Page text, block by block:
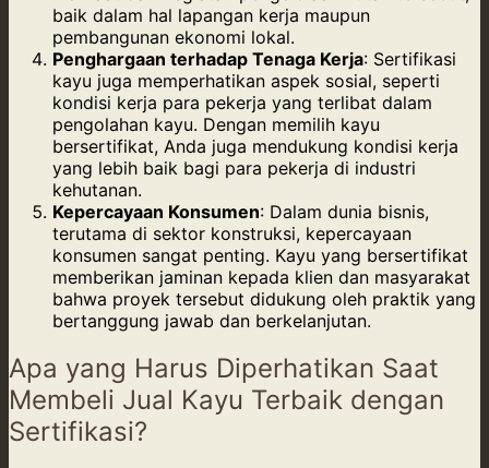
baik dalam hal lapangan kerja maupun
pembangunan ekonomi lokal.
Penghargaan terhadap Tenaga Kerja: Sertifikasi
kayu juga memperhatikan aspek sosial, seperti
kondisi kerja para pekerja yang terlibat dalam
pengolahan kayu. Dengan memilih kayu
bersertifikat, Anda juga mendukung kondisi kerja
yang lebih baik bagi para pekerja di industri
kehutanan.
Kepercayaan Konsumen: Dalam dunia bisnis,
terutama di sektor konstruksi, kepercayaan
konsumen sangat penting. Kayu yang bersertifikat
memberikan jaminan kepada klien dan masyarakat
bahwa proyek tersebut didukung oleh praktik yang
bertanggung jawab dan berkelanjutan.
Apa yang Harus Diperhatikan Saat
Membeli Jual Kayu Terbaik dengan
Sertifikasi?